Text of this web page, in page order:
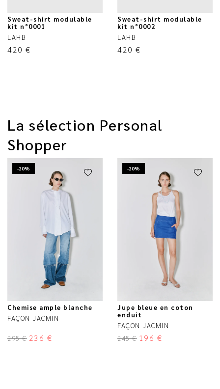
Sweat-shirt modulable
kit n°0001
LAHB
420 €
Sweat-shirt modulable
kit n°0002
LAHB
420 €
La sélection Personal
Shopper
-20%
Chemise ample blanche
FAÇON JACMIN
295€ 236 €
-20%
Jupe bleue en coton
enduit
FAÇON JACMIN
245€ 196 €